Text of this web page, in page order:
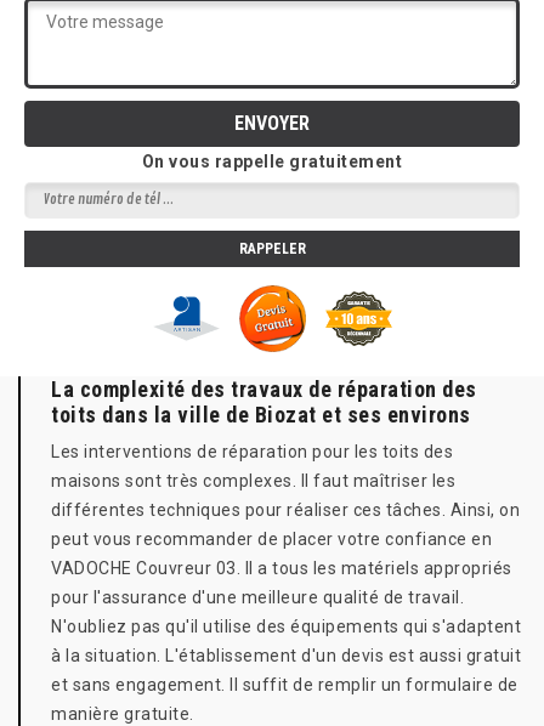
On vous rappelle gratuitement
La complexité des travaux de réparation des
toits dans la ville de Biozat et ses environs
Les interventions de réparation pour les toits des
maisons sont très complexes. Il faut maîtriser les
différentes techniques pour réaliser ces tâches. Ainsi, on
peut vous recommander de placer votre confiance en
VADOCHE Couvreur 03. Il a tous les matériels appropriés
pour l'assurance d'une meilleure qualité de travail.
N'oubliez pas qu'il utilise des équipements qui s'adaptent
à la situation. L'établissement d'un devis est aussi gratuit
et sans engagement. Il suffit de remplir un formulaire de
manière gratuite.